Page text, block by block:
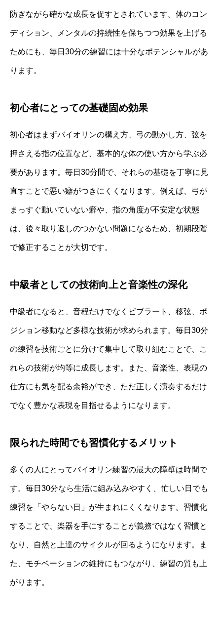
防ぎながら確かな成長を促すとされています。体のコン
ディション、メンタルの持続性を保ちつつ効果を上げる
ためにも、毎日30分の練習には十分なポテンシャルがあ
ります。
初心者にとっての基礎固め効果
初心者はまずバイオリンの構え方、弓の動かし方、弦を
押さえる指の位置など、基本的な体の使い方から学ぶ必
要があります。毎日30分間で、それらの基礎を丁寧に見
直すことで悪い癖がつきにくくなります。例えば、弓が
まっすぐ動いていない癖や、指の角度が不安定な状態
は、後々取り返しのつかない問題になるため、初期段階
で修正することが大切です。
中級者としての技術向上と音楽性の深化
中級者になると、音程だけでなくビブラート、移弦、ポ
ジション移動など多様な技術が求められます。毎日30分
の練習を技術ごとに分けて集中して取り組むことで、こ
れらの技術が均等に成長します。また、音楽性、表現の
仕方にも気を配る余裕ができ、ただ正しく演奏するだけ
でなく豊かな表現を目指せるようになります。
限られた時間でも習慣化するメリット
多くの人にとってバイオリン練習の最大の障壁は時間で
す。毎日30分なら生活に組み込みやすく、忙しい日でも
練習を「やらない日」が生まれにくくなります。習慣化
することで、楽器を手にすることが義務ではなく習慣と
なり、自然と上達のサイクルが回るようになります。ま
た、モチベーションの維持にもつながり、練習の質も上
がります。